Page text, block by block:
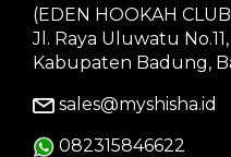
(EDEN HOOKAH
Jl. Raya Uluwatu
Kabupaten Badung,
sales@myshisha.id
082315846622